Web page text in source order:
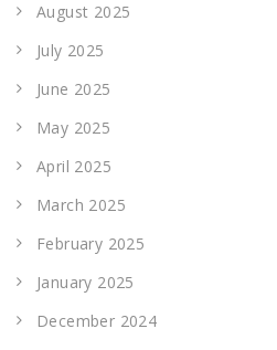
August 2025
July 2025
June 2025
May 2025
April 2025
March 2025
February 2025
January 2025
December 2024